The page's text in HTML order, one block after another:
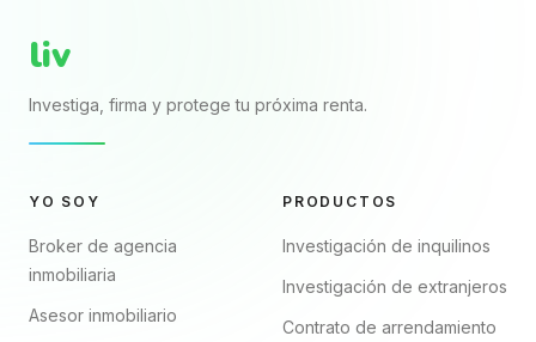
liv
Investiga, firma y protege tu próxima renta.
YO SOY
Broker de agencia
inmobiliaria
Asesor inmobiliario
PRODUCTOS
Investigación de inquilinos
Investigación de extranjeros
Contrato de arrendamiento